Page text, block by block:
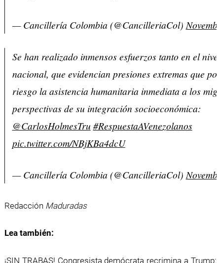
— Cancillería Colombia (@CancilleriaCol)
Se han realizado inmensos esfuerzos tanto en el
nacional, que evidencian presiones extremas que
riesgo la asistencia humanitaria inmediata a los
perspectivas de su integración socioeconómica:
@CarlosHolmesTru #RespuestaAVenezolanos
pic.twitter.com/NBjKBa4dcU
— Cancillería Colombia (@CancilleriaCol)
Redacción Maduradas
Lea también:
¡SIN TRABAS! Congresista demócrata recrimina a Trump: